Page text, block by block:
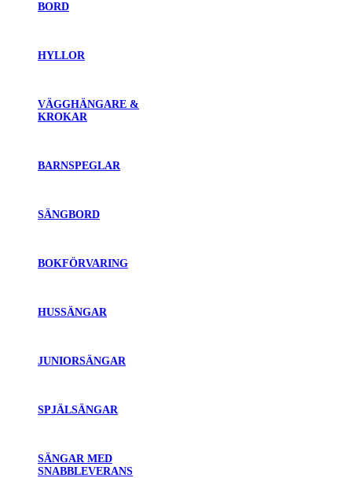
BORD
HYLLOR
VÄGGHÄNGARE &
KROKAR
BARNSPEGLAR
SÄNGBORD
BOKFÖRVARING
HUSSÄNGAR
JUNIORSÄNGAR
SPJÄLSÄNGAR
SÄNGAR MED
SNABBLEVERANS